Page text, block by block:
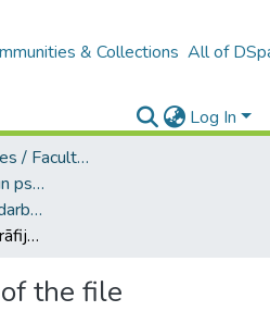
& Collections All of
Log In
B4 – LU fakultātes / Faculties of the UL
A -- Izglītības zinātņu un psiholoģijas fakultāte / Faculty of Education Sciences and Psychology
Bakalaura un maģistra darbi (PPMF) / Bachelor's and Master's theses
2.klases skolēnu ortogrāfijas prasmju pilnveide mazākumtautības valodas stundās
the file